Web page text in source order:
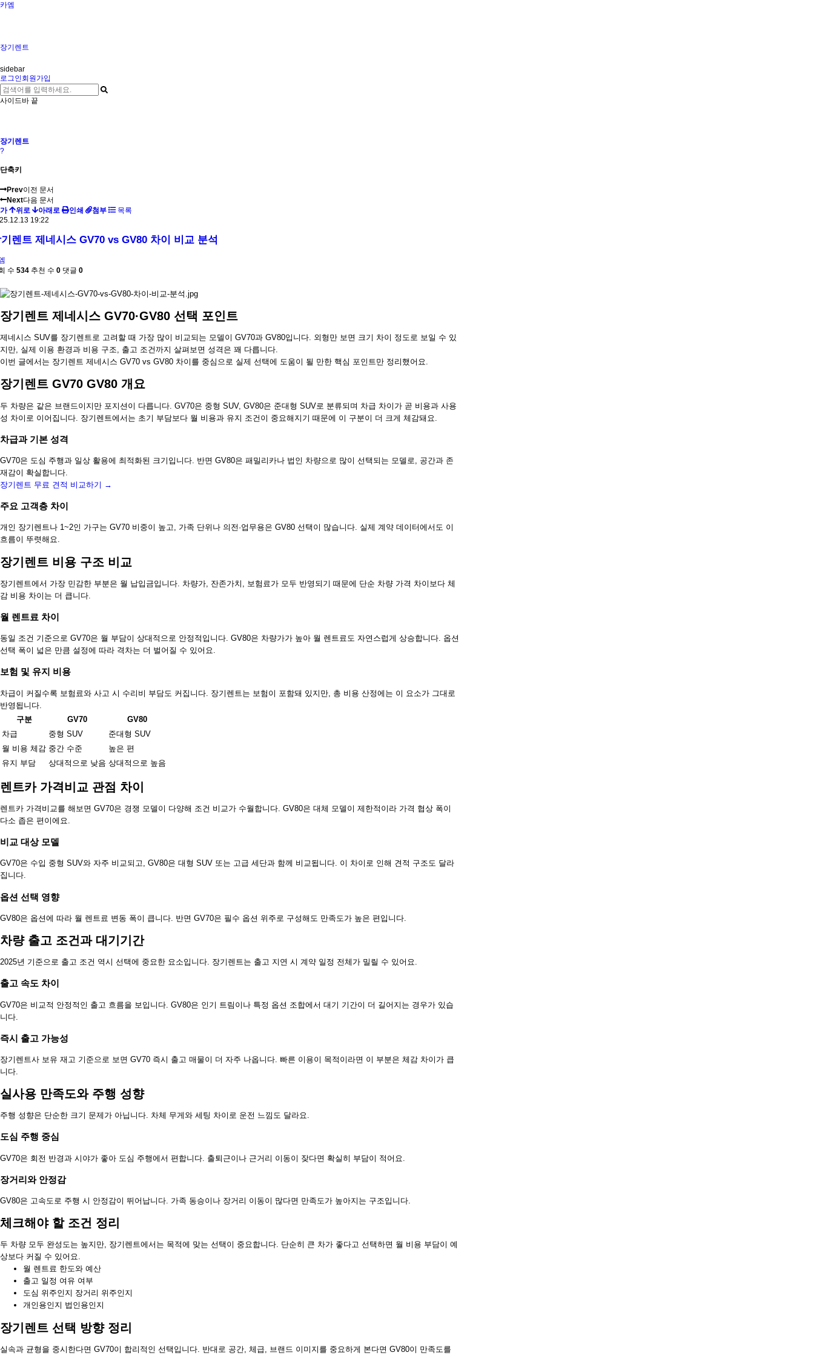
카엠
장기렌트
sidebar
로그인회원가입
사이드바 끝
장기렌트
?
단축키
Prev이전 문서
Next다음 문서
가
위로 아래로 인쇄 첨부
목록
19:22
렌트 제네시스 GV70 vs GV80 차이 비교 분석
수 534 추천 수 0 댓글 0
장기렌트 제네시스 GV70·GV80 선택 포인트
제네시스 SUV를 장기렌트로 고려할 때 가장 많이 비교되는 모델이 GV70과 GV80입니다. 외형만 보면 크기 차이 정도로 보일 수 있
지만, 실제 이용 환경과 비용 구조, 출고 조건까지 살펴보면 성격은 꽤 다릅니다.
이번 글에서는 장기렌트 제네시스 GV70 vs GV80 차이를 중심으로 실제 선택에 도움이 될 만한 핵심 포인트만 정리했어요.
장기렌트 GV70 GV80 개요
두 차량은 같은 브랜드이지만 포지션이 다릅니다. GV70은 중형 SUV, GV80은 준대형 SUV로 분류되며 차급 차이가 곧 비용과 사용
성 차이로 이어집니다. 장기렌트에서는 초기 부담보다 월 비용과 유지 조건이 중요해지기 때문에 이 구분이 더 크게 체감돼요.
차급과 기본 성격
GV70은 도심 주행과 일상 활용에 최적화된 크기입니다. 반면 GV80은 패밀리카나 법인 차량으로 많이 선택되는 모델로, 공간과 존
재감이 확실합니다.
장기렌트 무료 견적 비교하기 →
주요 고객층 차이
개인 장기렌트나 1~2인 가구는 GV70 비중이 높고, 가족 단위나 의전·업무용은 GV80 선택이 많습니다. 실제 계약 데이터에서도 이
흐름이 뚜렷해요.
장기렌트 비용 구조 비교
장기렌트에서 가장 민감한 부분은 월 납입금입니다. 차량가, 잔존가치, 보험료가 모두 반영되기 때문에 단순 차량 가격 차이보다 체
감 비용 차이는 더 큽니다.
월 렌트료 차이
동일 조건 기준으로 GV70은 월 부담이 상대적으로 안정적입니다. GV80은 차량가가 높아 월 렌트료도 자연스럽게 상승합니다. 옵션
선택 폭이 넓은 만큼 설정에 따라 격차는 더 벌어질 수 있어요.
보험 및 유지 비용
차급이 커질수록 보험료와 사고 시 수리비 부담도 커집니다. 장기렌트는 보험이 포함돼 있지만, 총 비용 산정에는 이 요소가 그대로
반영됩니다.
구분
GV70
GV80
차급
중형 SUV
준대형 SUV
월 비용 체감 중간 수준
높은 편
유지 부담
상대적으로 낮음 상대적으로 높음
렌트카 가격비교 관점 차이
렌트카 가격비교를 해보면 GV70은 경쟁 모델이 다양해 조건 비교가 수월합니다. GV80은 대체 모델이 제한적이라 가격 협상 폭이
다소 좁은 편이에요.
비교 대상 모델
GV70은 수입 중형 SUV와 자주 비교되고, GV80은 대형 SUV 또는 고급 세단과 함께 비교됩니다. 이 차이로 인해 견적 구조도 달라
집니다.
옵션 선택 영향
GV80은 옵션에 따라 월 렌트료 변동 폭이 큽니다. 반면 GV70은 필수 옵션 위주로 구성해도 만족도가 높은 편입니다.
차량 출고 조건과 대기기간
2025년 기준으로 출고 조건 역시 선택에 중요한 요소입니다. 장기렌트는 출고 지연 시 계약 일정 전체가 밀릴 수 있어요.
출고 속도 차이
GV70은 비교적 안정적인 출고 흐름을 보입니다. GV80은 인기 트림이나 특정 옵션 조합에서 대기 기간이 더 길어지는 경우가 있습
니다.
즉시 출고 가능성
장기렌트사 보유 재고 기준으로 보면 GV70 즉시 출고 매물이 더 자주 나옵니다. 빠른 이용이 목적이라면 이 부분은 체감 차이가 큽
니다.
실사용 만족도와 주행 성향
주행 성향은 단순한 크기 문제가 아닙니다. 차체 무게와 세팅 차이로 운전 느낌도 달라요.
도심 주행 중심
GV70은 회전 반경과 시야가 좋아 도심 주행에서 편합니다. 출퇴근이나 근거리 이동이 잦다면 확실히 부담이 적어요.
장거리와 안정감
GV80은 고속도로 주행 시 안정감이 뛰어납니다. 가족 동승이나 장거리 이동이 많다면 만족도가 높아지는 구조입니다.
체크해야 할 조건 정리
두 차량 모두 완성도는 높지만, 장기렌트에서는 목적에 맞는 선택이 중요합니다. 단순히 큰 차가 좋다고 선택하면 월 비용 부담이 예
상보다 커질 수 있어요.
월 렌트료 한도와 예산
출고 일정 여유 여부
도심 위주인지 장거리 위주인지
개인용인지 법인용인지
장기렌트 선택 방향 정리
실속과 균형을 중시한다면 GV70이 합리적인 선택입니다. 반대로 공간, 체급, 브랜드 이미지를 중요하게 본다면 GV80이 만족도를